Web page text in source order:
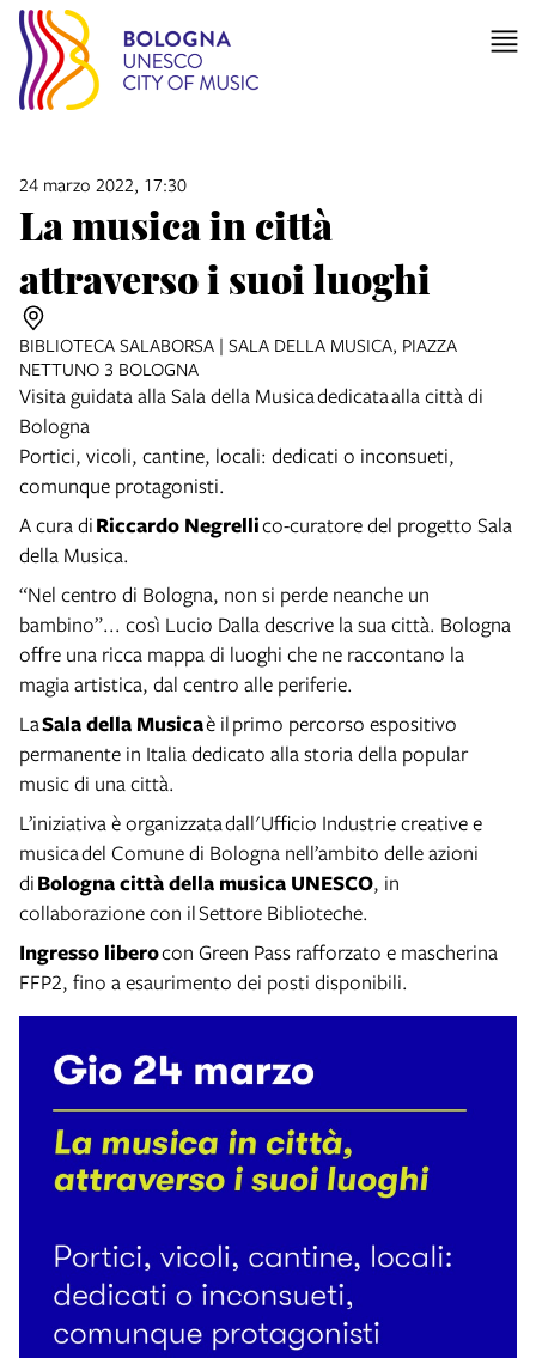
24 marzo 2022, 17:30
La musica in città
attraverso i suoi luoghi
BIBLIOTECA SALABORSA | SALA DELLA MUSICA, PIAZZA
NETTUNO 3 BOLOGNA
Visita guidata alla Sala della Musica dedicata alla città di
Bologna
Portici, vicoli, cantine, locali: dedicati o inconsueti,
comunque protagonisti.
A cura diRiccardo Negrellico-curatore del progetto Sala
della Musica.
“Nel centro di Bologna, non si perde neanche un
bambino”... così Lucio Dalla descrive la sua città. Bologna
offre una ricca mappa di luoghi che ne raccontano la
magia artistica, dal centro alle periferie.
LaSala della Musicaè il primo percorso espositivo
permanente in Italia dedicato alla storia della popular
music di una città.
L’iniziativa è organizzata dall'Ufficio Industrie creative e
musica del Comune di Bologna nell’ambito delle azioni
diBologna città della musica UNESCO, in
collaborazione con il Settore Biblioteche.
Ingresso liberocon Green Pass rafforzato e mascherina
FFP2, fino a esaurimento dei posti disponibili.